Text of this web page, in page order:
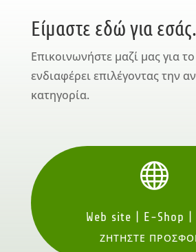
Είμαστε εδώ για εσάς.
Επικοινωνήστε μαζί μας για
ενδιαφέρει επιλέγοντας την
κατηγορία.

Web site | E-Shop |
ΖΗΤΗΣΤΕ